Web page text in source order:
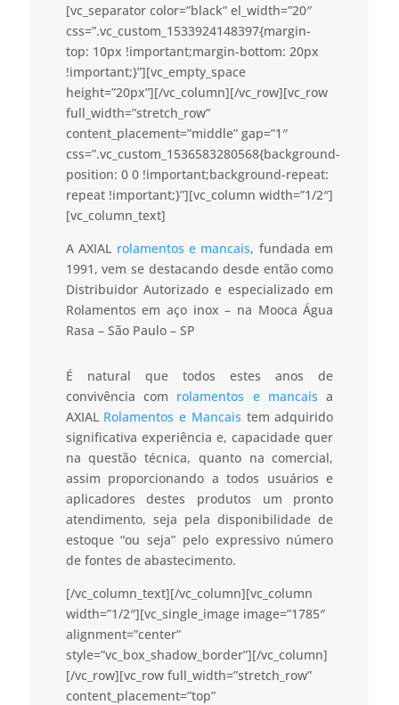
[vc_separator color=”black” el_width=”20″
css=”.vc_custom_1533924148397{margin-
top: 10px !important;margin-bottom: 20px
!important;}”][vc_empty_space
height=”20px”][/vc_column][/vc_row][vc_row
full_width=”stretch_row”
content_placement=”middle” gap=”1″
css=”.vc_custom_1536583280568{background-
position: 0 0 !important;background-repeat:
repeat !important;}”][vc_column width=”1/2″]
[vc_column_text]
A AXIAL rolamentos e mancais, fundada em
1991, vem se destacando desde então como
Distribuidor Autorizado e especializado em
Rolamentos em aço inox – na Mooca Água
Rasa – São Paulo – SP
É natural que todos estes anos de
convivência com rolamentos e mancais a
AXIAL Rolamentos e Mancais tem adquirido
significativa experiência e, capacidade quer
na questão técnica, quanto na comercial,
assim proporcionando a todos usuários e
aplicadores destes produtos um pronto
atendimento, seja pela disponibilidade de
estoque “ou seja” pelo expressivo número
de fontes de abastecimento.
[/vc_column_text][/vc_column][vc_column
width=”1/2″][vc_single_image image=”1785″
alignment=”center”
style=”vc_box_shadow_border”][/vc_column]
[/vc_row][vc_row full_width=”stretch_row”
content_placement=”top”